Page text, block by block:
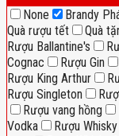
None Brandy
Quà rượu tết
Quà
Rượu Ballantine's
Cognac
Rượu Gin
Rượu King Arthur
Rượu Singleton
Rượu vang hồng
Vodka
Rượu Whisky